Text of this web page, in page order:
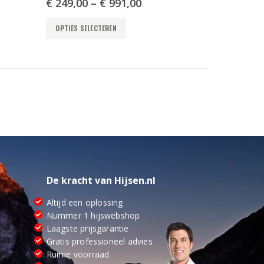
€ 249,00 – € 991,00
OPTIES SELECTEREN
Dit
productpagina
De kracht van Hijsen.nl
Altijd een oplossing
Nummer 1 hijswebshop
Laagste prijsgarantie
Gratis professioneel advies
Ruime voorraad